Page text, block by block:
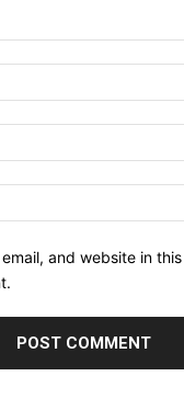
and website in